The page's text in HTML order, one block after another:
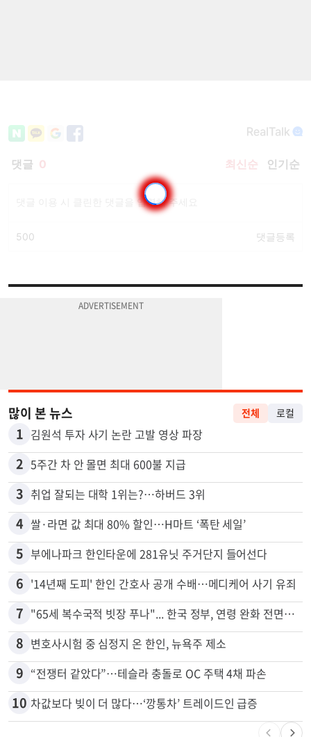
많이 본 뉴스
1 김원석 투자 사기 논란 고발 영상 파장
2 5주간 차 안 몰면 최대 600불 지급
3 취업 잘되는 대학 1위는?…하버드 3위
4 쌀·라면 값 최대 80% 할인…H마트 ‘폭탄 세일’
5 부에나파크 한인타운에 281유닛 주거단지 들어선다
6 '14년째 도피' 한인 간호사 공개 수배…메디케어 사기 유죄
7
8 변호사시험 중 심정지 온 한인, 뉴욕주 제소
9 “전쟁터 같았다”…테슬라 충돌로 OC 주택 4채 파손